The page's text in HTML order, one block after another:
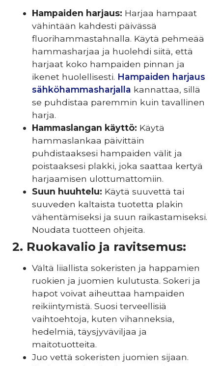
Hampaiden harjaus: Harjaa hampaat
vähintään kahdesti päivässä
fluorihammastahnalla. Käytä pehmeää
hammasharjaa ja huolehdi siitä, että
harjaat koko hampaiden pinnan ja
ikenet huolellisesti. Hampaiden harjaus
sähköhammasharjalla kannattaa, sillä
se puhdistaa paremmin kuin tavallinen
harja.
Hammaslangan käyttö: Käytä
hammaslankaa päivittäin
puhdistaaksesi hampaiden välit ja
poistaaksesi plakki, joka saattaa kertyä
harjaamisen ulottumattomiin.
Suun huuhtelu: Käytä suuvettä tai
suuveden kaltaista tuotetta plakin
vähentämiseksi ja suun raikastamiseksi.
Noudata tuotteen ohjeita.
2. Ruokavalio ja ravitsemus:
Vältä liiallista sokeristen ja happamien
ruokien ja juomien kulutusta. Sokeri ja
hapot voivat aiheuttaa hampaiden
reikiintymistä. Suosi terveellisiä
vaihtoehtoja, kuten vihanneksia,
hedelmiä, täysjyväviljaa ja
maitotuotteita.
Juo vettä sokeristen juomien sijaan.